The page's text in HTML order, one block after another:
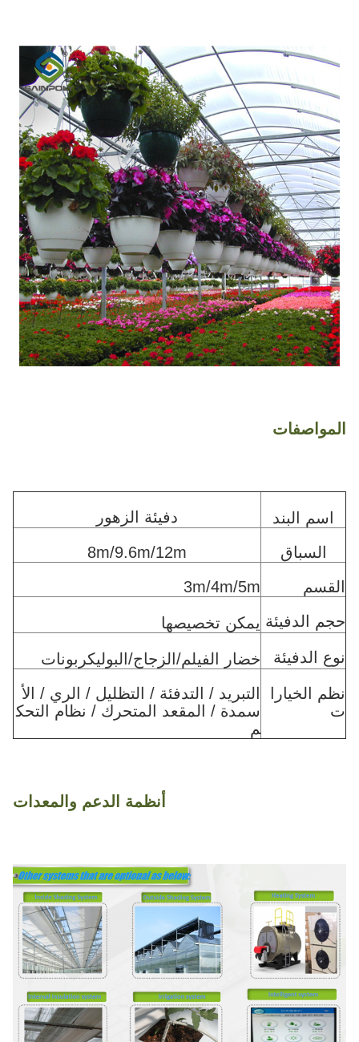
المواصفات
اسم البند
دفيئة الزهور
السباق
8m/9.6m/12m
القسم
3m/4m/5m
حجم الدفيئة يمكن تخصيصها
نوع الدفيئة
خضار الفيلم/الزجاج/البوليكربونات
نظم الخيارا
ت
التبريد / التدفئة / التظليل / الري / الأ
سمدة / المقعد المتحرك / نظام التحك
م
أنظمة الدعم والمعدات